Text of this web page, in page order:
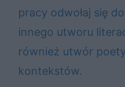
pracy odwołaj się
innego utworu
również utwór
kontekstów.